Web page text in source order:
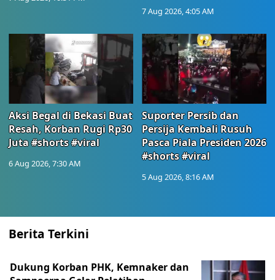
7 Aug 2026, 4:05 AM
Aksi Begal di Bekasi Buat
Resah, Korban Rugi Rp30
Juta #shorts #viral
6 Aug 2026, 7:30 AM
Suporter Persib dan
Persija Kembali Rusuh
Pasca Piala Presiden 2026
#shorts #viral
5 Aug 2026, 8:16 AM
Berita Terkini
Dukung Korban PHK, Kemnaker dan